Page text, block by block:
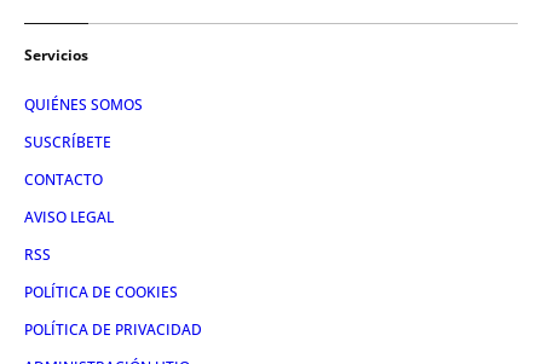
Servicios
QUIÉNES SOMOS
SUSCRÍBETE
CONTACTO
AVISO LEGAL
RSS
POLÍTICA DE COOKIES
POLÍTICA DE PRIVACIDAD